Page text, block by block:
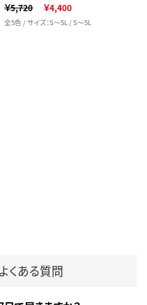
￥5,720
￥4,400
全5色 / サイズ：S～5L / S～5L
くある質問